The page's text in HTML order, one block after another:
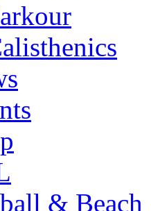
& Beach